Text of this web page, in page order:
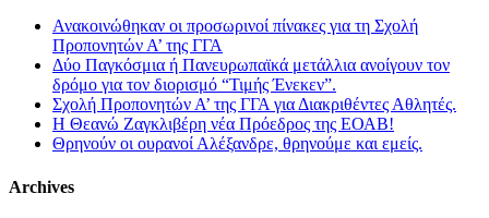
Ανακοινώθηκαν οι προσωρινοί πίνακες για τη Σχολή
Προπονητών Α’ της ΓΓΑ
Δύο Παγκόσμια ή Πανευρωπαϊκά μετάλλια ανοίγουν τον
δρόμο για τον διορισμό “Τιμής Ένεκεν”.
Σχολή Προπονητών Α’ της ΓΓΑ για Διακριθέντες Αθλητές.
Η Θεανώ Ζαγκλιβέρη νέα Πρόεδρος της ΕΟΑΒ!
Θρηνούν οι ουρανοί Αλέξανδρε, θρηνούμε και εμείς.
Archives